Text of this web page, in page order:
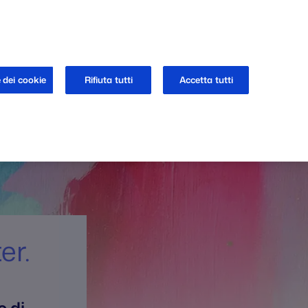
cookie Rifiuta tutti Accetta tutti